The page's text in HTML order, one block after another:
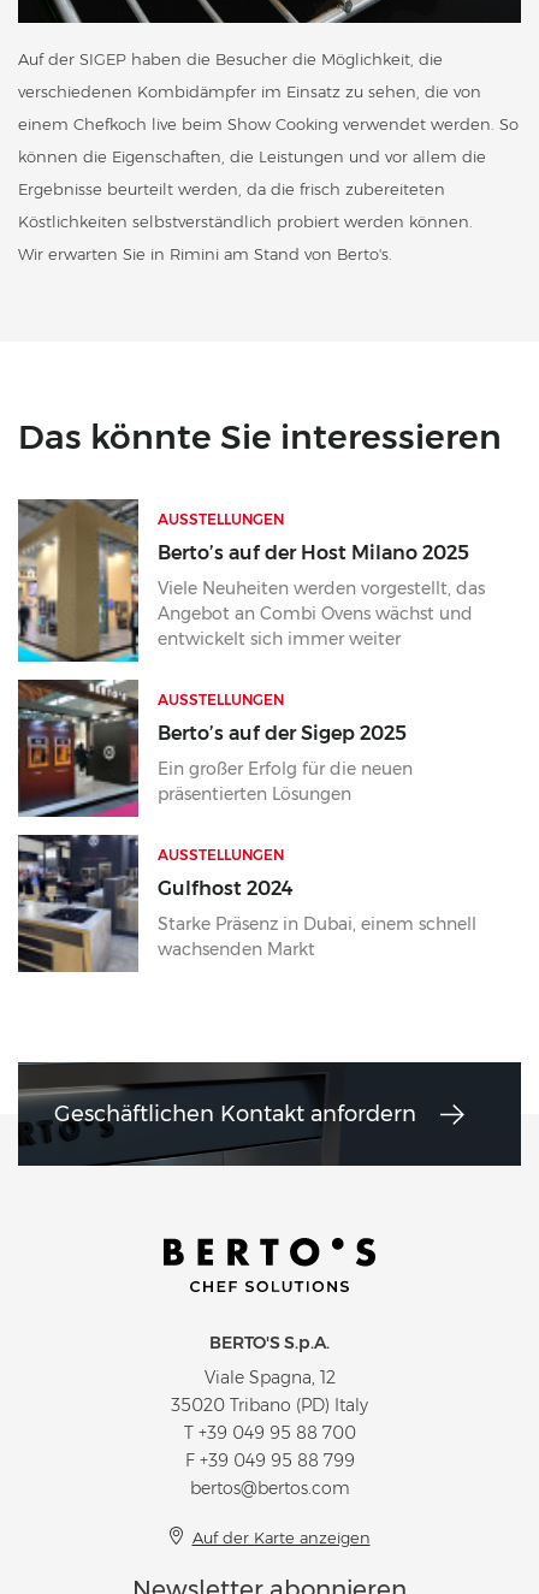
Auf der SIGEP haben die Besucher die Möglichkeit, die
verschiedenen Kombidämpfer im Einsatz zu sehen, die von
einem Chefkoch live beim Show Cooking verwendet werden. So
können die Eigenschaften, die Leistungen und vor allem die
Ergebnisse beurteilt werden, da die frisch zubereiteten
Köstlichkeiten selbstverständlich probiert werden können.
Wir erwarten Sie in Rimini am Stand von Berto's.
Das könnte Sie interessieren
AUSSTELLUNGEN
Berto’s auf der Host Milano 2025
Viele Neuheiten werden vorgestellt, das
Angebot an Combi Ovens wächst und
entwickelt sich immer weiter
AUSSTELLUNGEN
Berto’s auf der Sigep 2025
Ein großer Erfolg für die neuen
präsentierten Lösungen
AUSSTELLUNGEN
Gulfhost 2024
Starke Präsenz in Dubai, einem schnell
wachsenden Markt
Geschäftlichen Kontakt anfordern
BERTO'S S.p.A.
Viale Spagna, 12
35020 Tribano (PD) Italy
T +39 049 95 88 700
F +39 049 95 88 799
bertos@bertos.com
Auf der Karte anzeigen